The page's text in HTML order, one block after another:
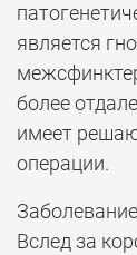
является
более
имеет
операции.
Вслед за